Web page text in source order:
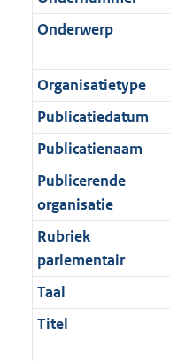
Onderwerp
Organisatietype
Publicatiedatum
Publicatienaam
Publicerende
organisatie
Rubriek
parlementair
Taal
Titel